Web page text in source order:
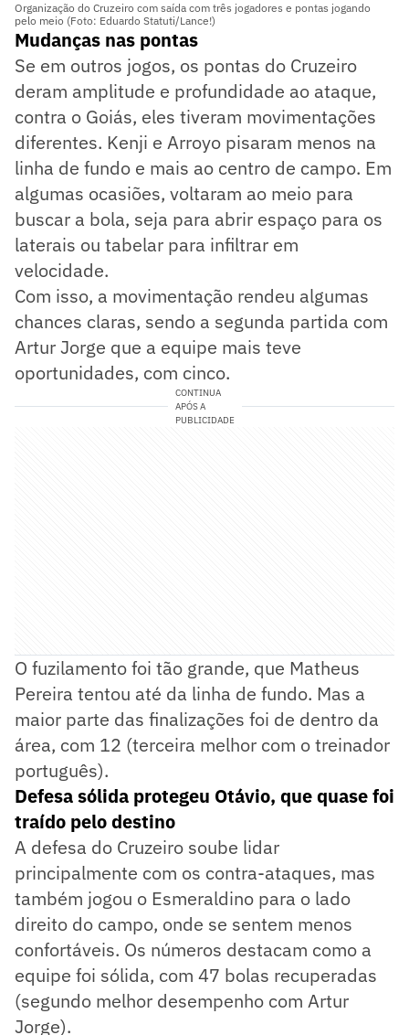
Organização do Cruzeiro com saída com três jogadores e pontas jogando
pelo meio (Foto: Eduardo Statuti/Lance!)
Mudanças nas pontas
Se em outros jogos, os pontas do Cruzeiro
deram amplitude e profundidade ao ataque,
contra o Goiás, eles tiveram movimentações
diferentes. Kenji e Arroyo pisaram menos na
linha de fundo e mais ao centro de campo. Em
algumas ocasiões, voltaram ao meio para
buscar a bola, seja para abrir espaço para os
laterais ou tabelar para infiltrar em
velocidade.
Com isso, a movimentação rendeu algumas
chances claras, sendo a segunda partida com
Artur Jorge que a equipe mais teve
oportunidades, com cinco.
CONTINUA
APÓS A
PUBLICIDADE
O fuzilamento foi tão grande, que Matheus
Pereira tentou até da linha de fundo. Mas a
maior parte das finalizações foi de dentro da
área, com 12 (terceira melhor com o treinador
português).
Defesa sólida protegeu Otávio, que quase foi
traído pelo destino
A defesa do Cruzeiro soube lidar
principalmente com os contra-ataques, mas
também jogou o Esmeraldino para o lado
direito do campo, onde se sentem menos
confortáveis. Os números destacam como a
equipe foi sólida, com 47 bolas recuperadas
(segundo melhor desempenho com Artur
Jorge).